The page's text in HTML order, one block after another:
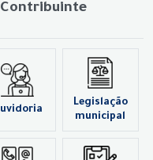
Contribuinte
Legislação
municipal